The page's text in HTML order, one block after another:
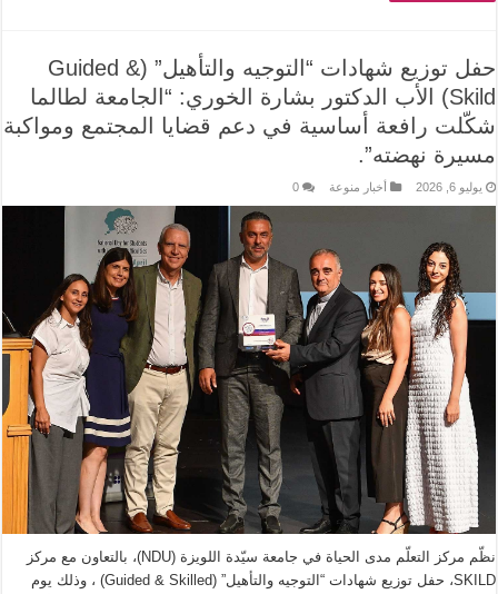
حفل توزيع شهادات “التوجيه والتأهيل” (Guided &
Skild) الأب الدكتور بشارة الخوري: “الجامعة لطالما
شكّلت رافعة أساسية في دعم قضايا المجتمع ومواكبة
مسيرة نهضته”.
يوليو 6, 2026 أخبار منوعة 0
نظّم مركز التعلّم مدى الحياة في جامعة سيّدة اللويزة (NDU)، بالتعاون مع مركز
SKILD، حفل توزيع شهادات “التوجيه والتأهيل” (Guided & Skilled) ، وذلك يوم